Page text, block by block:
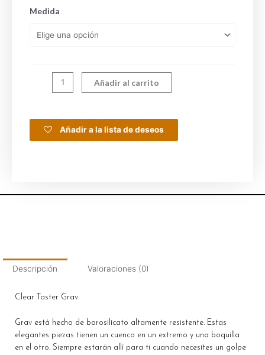
Medida
Añadir al carrito
Añadir a la lista de deseos
Descripción Valoraciones (0)
Clear Taster Grav
Grav está hecho de borosilicato altamente resistente. Estas
elegantes piezas tienen un cuenco en un extremo y una boquilla
en el otro. Siempre estarán allí para ti cuando necesites un golpe